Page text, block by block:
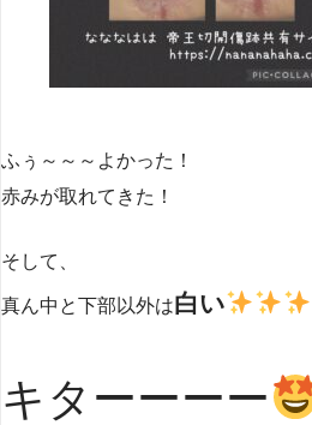
ふぅ～～～よかった！
赤みが取れてきた！
そして、
真ん中と下部以外は白い
キターーーー